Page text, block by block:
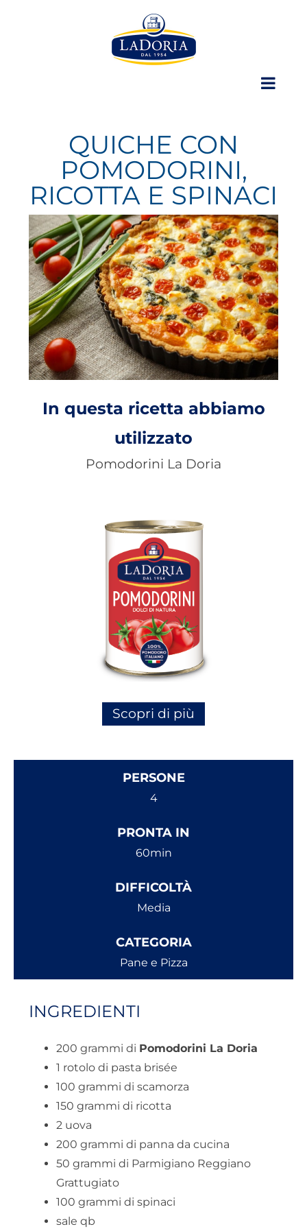
QUICHE CON
POMODORINI,
RICOTTA E SPINACI
In questa ricetta abbiamo
utilizzato
Pomodorini La Doria
Scopri di più
PERSONE
4
PRONTA IN
60min
DIFFICOLTÀ
Media
CATEGORIA
Pane e Pizza
INGREDIENTI
200 grammi di Pomodorini La Doria
1 rotolo di pasta brisée
100 grammi di scamorza
150 grammi di ricotta
2 uova
200 grammi di panna da cucina
50 grammi di Parmigiano Reggiano
Grattugiato
100 grammi di spinaci
sale qb